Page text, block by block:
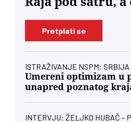
Pretplati se
ISTRAŽIVANJE NSPM: SRBIJA
Umereni optimizam u
unapred poznatog
INTERVJU: ŽELJKO HUBAČ –